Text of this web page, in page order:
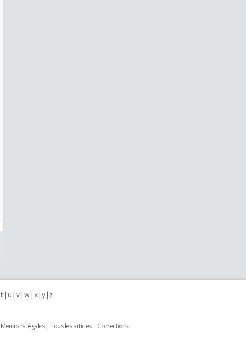
t u v w x y z
Mentions légales Tous les articles
Corrections